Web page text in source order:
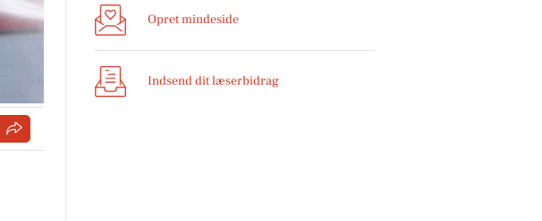
Opret mindeside
Indsend dit læserbidrag